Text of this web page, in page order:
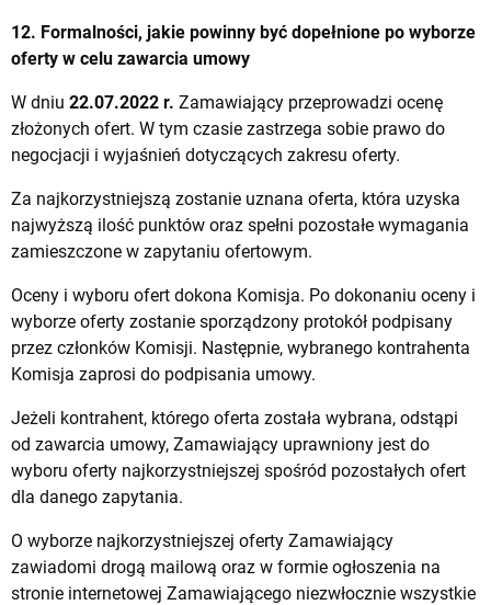
12. Formalności, jakie powinny być dopełnione po wyborze
oferty w celu zawarcia umowy
W dniu 22.07.2022 r. Zamawiający przeprowadzi ocenę
złożonych ofert. W tym czasie zastrzega sobie prawo do
negocjacji i wyjaśnień dotyczących zakresu oferty.
Za najkorzystniejszą zostanie uznana oferta, która uzyska
najwyższą ilość punktów oraz spełni pozostałe wymagania
zamieszczone w zapytaniu ofertowym.
Oceny i wyboru ofert dokona Komisja. Po dokonaniu oceny i
wyborze oferty zostanie sporządzony protokół podpisany
przez członków Komisji. Następnie, wybranego kontrahenta
Komisja zaprosi do podpisania umowy.
Jeżeli kontrahent, którego oferta została wybrana, odstąpi
od zawarcia umowy, Zamawiający uprawniony jest do
wyboru oferty najkorzystniejszej spośród pozostałych ofert
dla danego zapytania.
O wyborze najkorzystniejszej oferty Zamawiający
zawiadomi drogą mailową oraz w formie ogłoszenia na
stronie internetowej Zamawiającego niezwłocznie wszystkie